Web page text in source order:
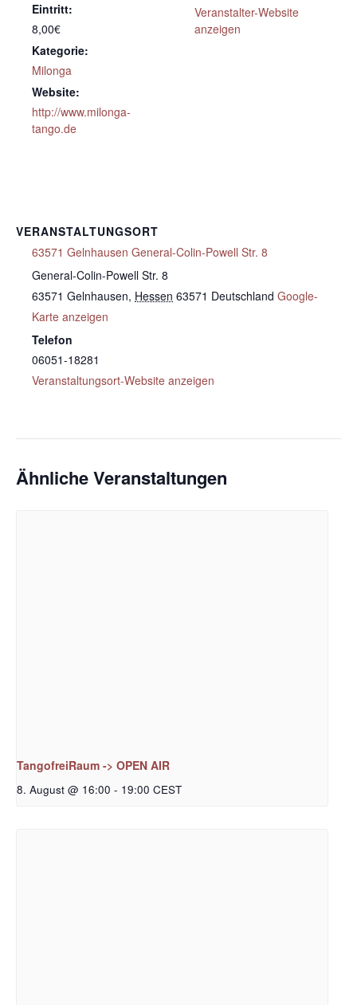
Eintritt:
8,00€
Kategorie:
Milonga
Website:
http://www.milonga-
tango.de
Veranstalter-Website
anzeigen
VERANSTALTUNGSORT
63571 Gelnhausen General-Colin-Powell Str. 8
General-Colin-Powell Str. 8
63571 Gelnhausen, Hessen 63571 Deutschland Google-
Karte anzeigen
Telefon
06051-18281
Veranstaltungsort-Website anzeigen
Ähnliche Veranstaltungen
TangofreiRaum -> OPEN AIR
8. August @ 16:00 - 19:00 CEST